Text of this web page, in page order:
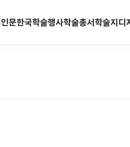
인문한국학술행사학술총서학술지디